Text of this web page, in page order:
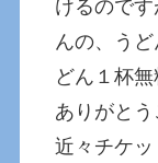
けるのです
んの、う
どん１杯
ありがとう
近々チケ